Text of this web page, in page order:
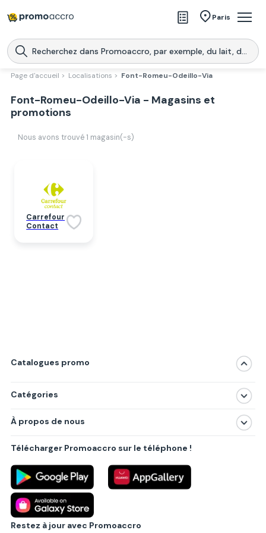
Paris
Magasins
Produits
Télécharge l’application
Promoaccro
Télécharger
Page d'accueil > Localisations > Font-Romeu-Odeillo-Via
Font-Romeu-Odeillo-Via - Magasins et
promotions
Nous avons trouvé 1 magasin(-s)
Carrefour
Contact
Catalogues promo
Catégories
Produits
Villes principales
À propos de nous
Politique de confidentialité
Règlements
Partenariat B2B
Blog
Contact
Télécharger Promoaccro sur le téléphone !
Restez à jour avec Promoaccro